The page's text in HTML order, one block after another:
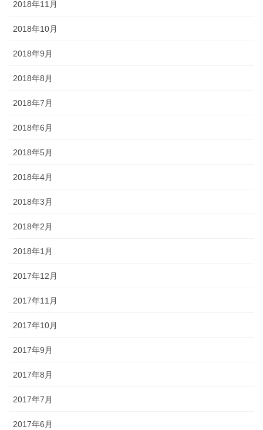
2018年11月
2018年10月
2018年9月
2018年8月
2018年7月
2018年6月
2018年5月
2018年4月
2018年3月
2018年2月
2018年1月
2017年12月
2017年11月
2017年10月
2017年9月
2017年8月
2017年7月
2017年6月